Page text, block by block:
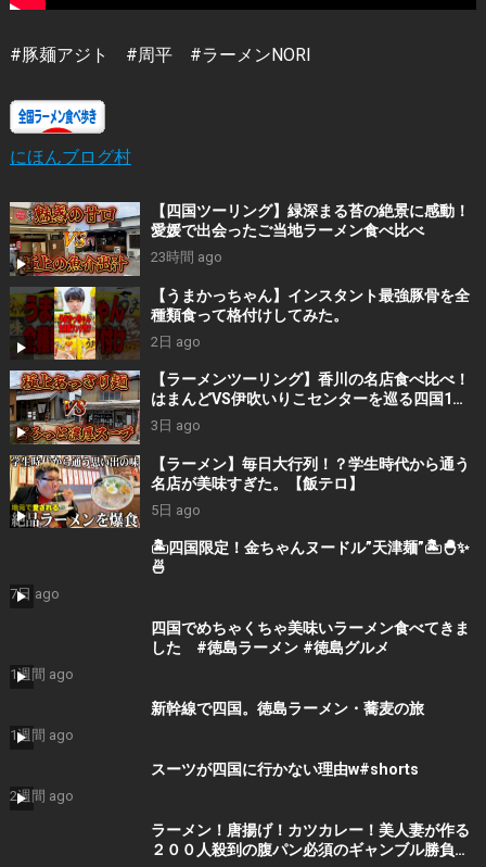
#豚麺アジト #周平 #ラーメンNORI
にほんブログ村
【四国ツーリング】緑深まる苔の絶景に感動！
愛媛で出会ったご当地ラーメン食べ比べ
23時間 ago
【うまかっちゃん】インスタント最強豚骨を全
種類食って格付けしてみた。
2日 ago
【ラーメンツーリング】香川の名店食べ比べ！
はまんどVS伊吹いりこセンターを巡る四国1泊2
日旅
3日 ago
【ラーメン】毎日大行列！？学生時代から通う
名店が美味すぎた。【飯テロ】
5日 ago
🏝四国限定！金ちゃんヌードル”天津麺”🏝🐣✨
🍜
7日 ago
四国でめちゃくちゃ美味いラーメン食べてきま
した #徳島ラーメン #徳島グルメ
1週間 ago
新幹線で四国。徳島ラーメン・蕎麦の旅
1週間 ago
スーツが四国に行かない理由w#shorts
2週間 ago
ラーメン！唐揚げ！カツカレー！美人妻が作る
２００人殺到の腹パン必須のギャンブル勝負め